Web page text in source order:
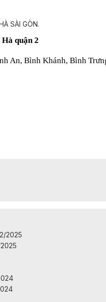
quận 2
An, Bình Khánh, Bình
2025